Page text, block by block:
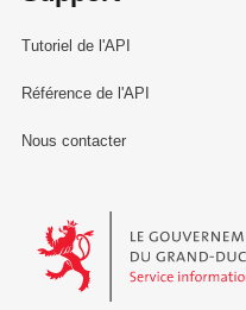
Tutoriel de l'API
Référence de l'API
Nous contacter
Le Gouvernement du